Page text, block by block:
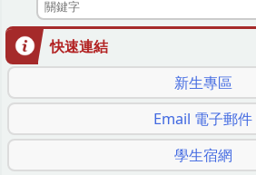
快速連結
新生專區
Email 電子郵件
學生宿網